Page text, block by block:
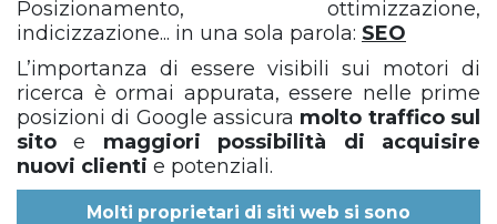
Posizionamento, ottimizzazione,
indicizzazione... in una sola parola: SEO
L’importanza di essere visibili sui motori di
ricerca è ormai appurata, essere nelle prime
posizioni di Google assicura molto traffico sul
sito e maggiori possibilità di acquisire
nuovi clienti e potenziali.
Molti proprietari di siti web si sono